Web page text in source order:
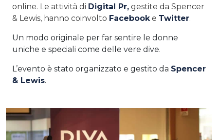
online. Le attività di Digital Pr, gestite da Spencer
& Lewis, hanno coinvolto Facebooke Twitter.
Un modo originale per far sentire le donne
uniche e speciali come delle vere dive.
L’evento è stato organizzato e gestito da Spencer
& Lewis.